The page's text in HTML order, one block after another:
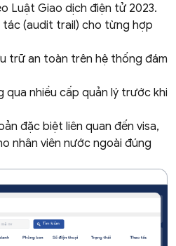
Luật Giao dịch điện tử 2023.
tác (audit trail) cho từng hợp
trữ an toàn trên hệ thống đám
qua nhiều cấp quản lý trước khi
đặc biệt liên quan đến visa,
nhân viên nước ngoài đúng